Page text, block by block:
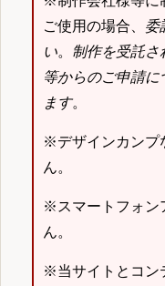
ご使用の場合、 委
い。 制作を受託さ
等からのご申請
ます。
※デザインカンプ
ん。
※スマートフォン
ん。
※当サイトとコン